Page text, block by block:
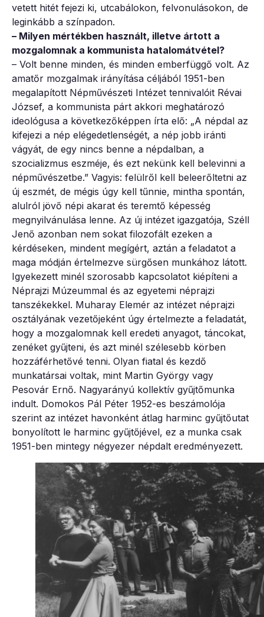
vetett hitét fejezi ki, utcabálokon, felvonulásokon, de
leginkább a színpadon.
– Milyen mértékben használt, illetve ártott a
mozgalomnak a kommunista hatalomátvétel?
– Volt benne minden, és minden emberfüggő volt. Az
amatőr mozgalmak irányítása céljából 1951-ben
megalapított Népművészeti Intézet tennivalóit Révai
József, a kommunista párt akkori meghatározó
ideológusa a következőképpen írta elő: „A népdal az
kifejezi a nép elégedetlenségét, a nép jobb iránti
vágyát, de egy nincs benne a népdalban, a
szocializmus eszméje, és ezt nekünk kell belevinni a
népművészetbe.” Vagyis: felülről kell beleerőltetni az
új eszmét, de mégis úgy kell tűnnie, mintha spontán,
alulról jövő népi akarat és teremtő képesség
megnyilvánulása lenne. Az új intézet igazgatója, Széll
Jenő azonban nem sokat filozofált ezeken a
kérdéseken, mindent megígért, aztán a feladatot a
maga módján értelmezve sürgősen munkához látott.
Igyekezett minél szorosabb kapcsolatot kiépíteni a
Néprajzi Múzeummal és az egyetemi néprajzi
tanszékekkel. Muharay Elemér az intézet néprajzi
osztályának vezetőjeként úgy értelmezte a feladatát,
hogy a mozgalomnak kell eredeti anyagot, táncokat,
zenéket gyűjteni, és azt minél szélesebb körben
hozzáférhetővé tenni. Olyan fiatal és kezdő
munkatársai voltak, mint Martin György vagy
Pesovár Ernő. Nagyarányú kollektív gyűjtőmunka
indult. Domokos Pál Péter 1952-es beszámolója
szerint az intézet havonként átlag harminc gyűjtőutat
bonyolított le harminc gyűjtőjével, ez a munka csak
1951-ben mintegy négyezer népdalt eredményezett.